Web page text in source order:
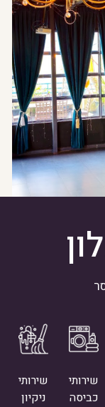
שירותי
כביסה
שירותי
ניקיון